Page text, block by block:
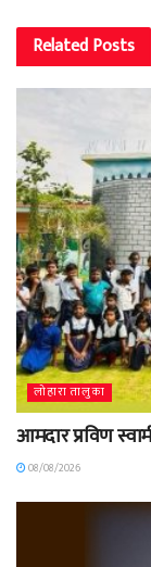
RelatedPosts
लोहारा तालुका
आमदार प्रविण
08/08/2026